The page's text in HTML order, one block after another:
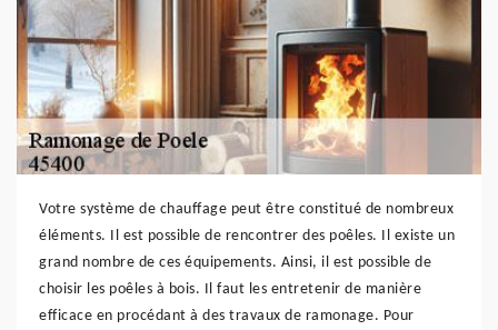
Votre système de chauffage peut être constitué de nombreux
éléments. Il est possible de rencontrer des poêles. Il existe un
grand nombre de ces équipements. Ainsi, il est possible de
choisir les poêles à bois. Il faut les entretenir de manière
efficace en procédant à des travaux de ramonage. Pour